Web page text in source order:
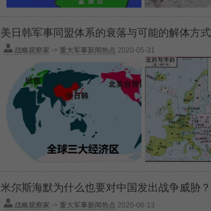
美日韩军事同盟体系的衰落与可能的解体方式
战略观察家 -> 重大军事新闻热点 2020-05-31
米尔斯海默为什么也要对中国发出战争威胁？
战略观察家 -> 重大军事新闻热点 2020-06-13